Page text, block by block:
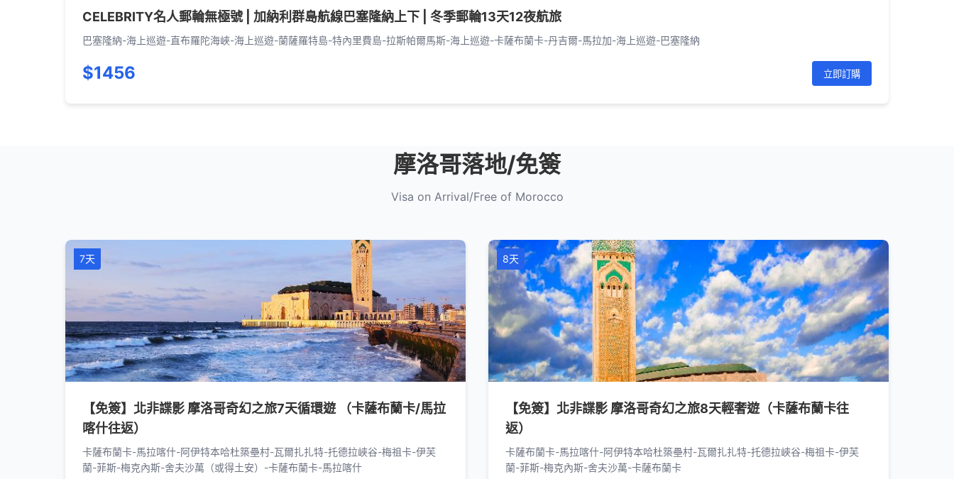
CELEBRITY名人郵輪無極號 | 加納利群島航線巴塞隆納上下 | 冬季郵輪13天12夜航旅
巴塞隆納-海上巡遊-直布羅陀海峽-海上巡遊-蘭薩羅特島-特內里費島-拉斯帕爾馬斯-海上巡遊-卡薩布蘭卡-丹吉爾-馬拉加-海上巡遊-巴塞隆納
$1456 立即訂購
摩洛哥落地/免簽
Visa on Arrival/Free of Morocco
7天
【免簽】北非諜影 摩洛哥奇幻之旅7天循環遊 （卡薩布蘭卡/馬拉
喀什往返）
卡薩布蘭卡-馬拉喀什-阿伊特本哈杜築壘村-瓦爾扎扎特-托德拉峽谷-梅祖卡-伊芙
蘭-菲斯-梅克內斯-舍夫沙萬（或得土安）-卡薩布蘭卡-馬拉喀什
8天
【免簽】北非諜影 摩洛哥奇幻之旅8天輕奢遊（卡薩布蘭卡往
返）
卡薩布蘭卡-馬拉喀什-阿伊特本哈杜築壘村-瓦爾扎扎特-托德拉峽谷-梅祖卡-伊芙
蘭-菲斯-梅克內斯-舍夫沙萬-卡薩布蘭卡